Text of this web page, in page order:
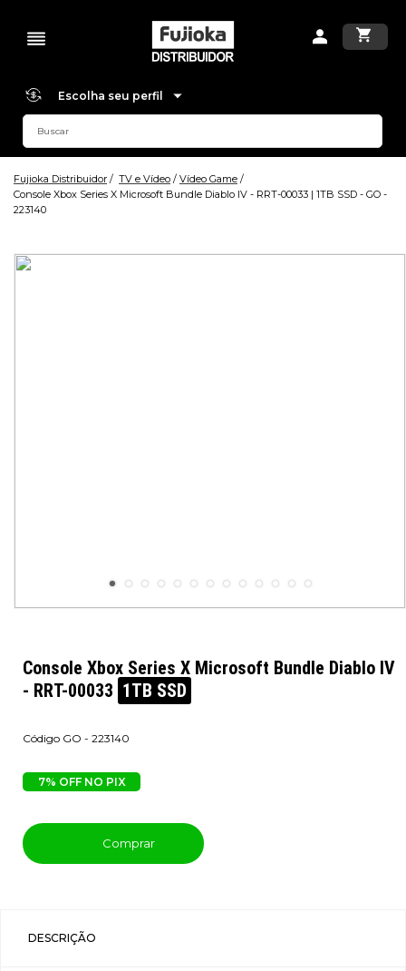
Escolha seu perfil
Fujioka Distribuidor TV e Vídeo
Vídeo Game
Console Xbox Series X Microsoft Bundle Diablo IV - RRT-00033 | 1TB SSD - GO -
223140
Console Xbox Series X Microsoft Bundle Diablo IV
- RRT-00033 1TB SSD
GO - 223140
7% OFF NO PIX
Comprar
DESCRIÇÃO